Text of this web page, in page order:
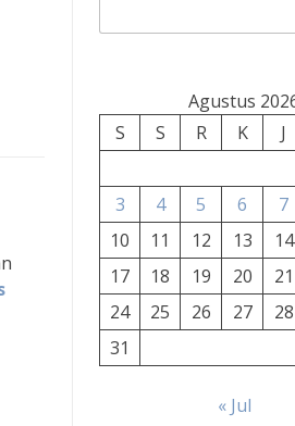
Agustus
S
S R K J
3
4 5 6 7
10
11 12 13 14
17
18 19 20 21
24
25 26 27 28
31
« Jul